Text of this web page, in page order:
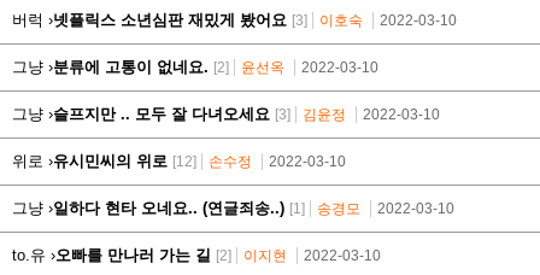
버럭 ›넷플릭스 소년심판 재밌게 봤어요 [3] 이호숙 2022-03-10
그냥 ›분류에 고통이 없네요. [2] 윤선옥 2022-03-10
그냥 ›슬프지만 .. 모두 잘 다녀오세요 [3] 김윤정 2022-03-10
위로 ›유시민씨의 위로 [12] 손수정 2022-03-10
그냥 ›일하다 현타 오네요.. (연글죄송..) [1] 송경모 2022-03-10
to.유 ›오빠를 만나러 가는 길 [2] 이지현 2022-03-10